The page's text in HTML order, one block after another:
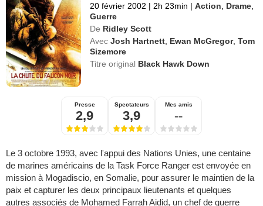
20 février 2002 | 2h 23min | Action Drame
Guerre
De Ridley Scott
Avec Josh Hartnett Ewan McGregor,Tom
Sizemore
Titre original Black Hawk Down
Presse
2,9
Spectateurs
3,9
Mes amis
--
Le 3 octobre 1993, avec l'appui des Nations Unies, une centaine
de marines américains de la Task Force Ranger est envoyée en
mission à Mogadiscio, en Somalie, pour assurer le maintien de la
paix et capturer les deux principaux lieutenants et quelques
autres associés de Mohamed Farrah Aidid, un chef de guerre